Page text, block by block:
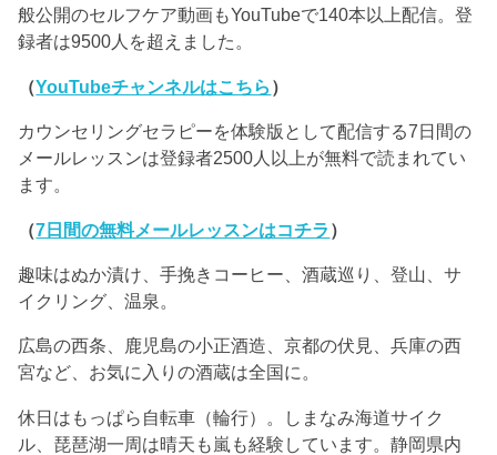
般公開のセルフケア動画もYouTubeで140本以上配信。登
録者は9500人を超えました。
（YouTubeチャンネルはこちら ）
カウンセリングセラピーを体験版として配信する7日間の
メールレッスンは登録者2500人以上が無料で読まれてい
ます。
（7日間の無料メールレッスンはコチラ ）
趣味はぬか漬け、手挽きコーヒー、酒蔵巡り、登山、サ
イクリング、温泉。
広島の西条、鹿児島の小正酒造、京都の伏見、兵庫の西
宮など、お気に入りの酒蔵は全国に。
休日はもっぱら自転車（輪行）。しまなみ海道サイク
ル、琵琶湖一周は晴天も嵐も経験しています。静岡県内